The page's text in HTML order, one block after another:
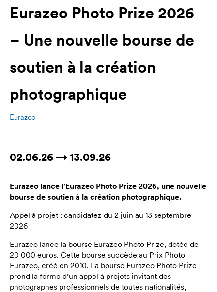
Eurazeo Photo Prize 2026
– Une nouvelle bourse de
soutien à la création
photographique
Eurazeo
02.06.26 → 13.09.26
Eurazeo lance l’Eurazeo Photo Prize 2026, une nouvelle
bourse de soutien à la création photographique.
Appel à projet : candidatez du 2 juin au 13 septembre
2026
Eurazeo lance la bourse Eurazeo Photo Prize, dotée de
20 000 euros. Cette bourse succède au Prix Photo
Eurazeo, créé en 2010. La bourse Eurazeo Photo Prize
prend la forme d’un appel à projets invitant des
photographes professionnels de toutes nationalités,